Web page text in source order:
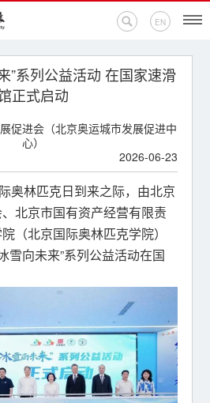
EN
”系列公益活动 在国家速滑
正式启动
促进会（北京奥运城市发展促进中
心）
2026-06-23
奥林匹克日到来之际，由北京
北京市国有资产经营有限责
（北京国际奥林匹克学院）
雪向未来”系列公益活动在国